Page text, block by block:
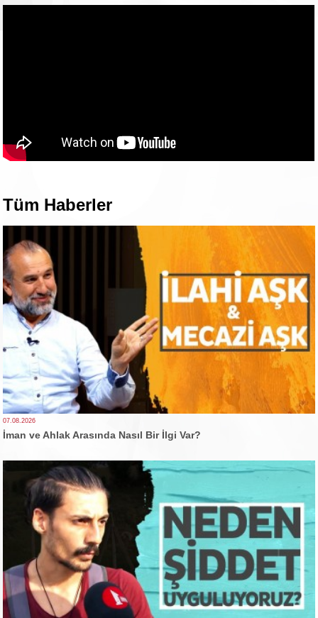
Tüm Haberler
07.08.2026
İman ve Ahlak Arasında Nasıl Bir İlgi Var?